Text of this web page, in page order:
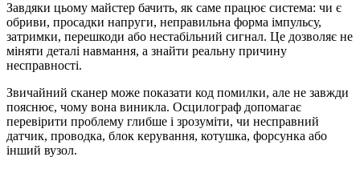
Завдяки цьому майстер бачить, як саме працює система: чи є
обриви, просадки напруги, неправильна форма імпульсу,
затримки, перешкоди або нестабільний сигнал. Це дозволяє не
міняти деталі навмання, а знайти реальну причину
несправності.
Звичайний сканер може показати код помилки, але не завжди
пояснює, чому вона виникла. Осцилограф допомагає
перевірити проблему глибше і зрозуміти, чи несправний
датчик, проводка, блок керування, котушка, форсунка або
інший вузол.